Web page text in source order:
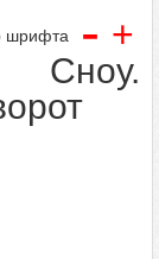
шрифта - +